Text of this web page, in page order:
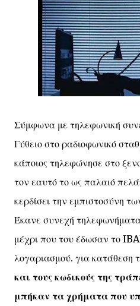
Σύμφωνα με τηλεφωνική
Γύθειο στο ραδιοφωνικό
κάποιος τηλεφώνησε στο
τον εαυτό το ως παλαιό
κερδίσει την εμπιστοσύνη
Έκανε συνεχή
μέχρι που του έδωσαν το
λογαριασμού. για κατάθεση
και τους κωδικούς της
μπήκαν τα χρήματα που